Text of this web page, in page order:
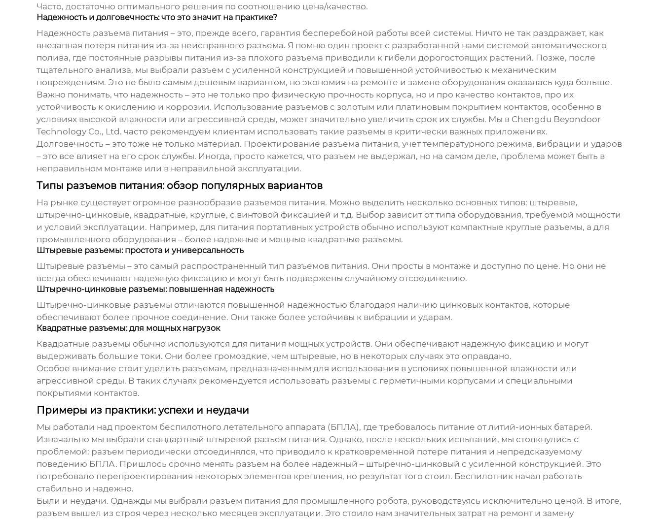
Часто, достаточно оптимального решения по соотношению цена/качество.
Надежность и долговечность: что это значит на практике?
Надежность разъема питания – это, прежде всего, гарантия бесперебойной работы всей системы. Ничто не так раздражает, как
внезапная потеря питания из-за неисправного разъема. Я помню один проект с разработанной нами системой автоматического
полива, где постоянные разрывы питания из-за плохого разъема приводили к гибели дорогостоящих растений. Позже, после
тщательного анализа, мы выбрали разъем с усиленной конструкцией и повышенной устойчивостью к механическим
повреждениям. Это не было самым дешевым вариантом, но экономия на ремонте и замене оборудования оказалась куда больше.
Важно понимать, что надежность – это не только про физическую прочность корпуса, но и про качество контактов, про их
устойчивость к окислению и коррозии. Использование разъемов с золотым или платиновым покрытием контактов, особенно в
условиях высокой влажности или агрессивной среды, может значительно увеличить срок их службы. Мы в Chengdu Beyondoor
Technology Co., Ltd. часто рекомендуем клиентам использовать такие разъемы в критически важных приложениях.
Долговечность – это тоже не только материал. Проектирование разъема питания, учет температурного режима, вибрации и ударов
– это все влияет на его срок службы. Иногда, просто кажется, что разъем не выдержал, но на самом деле, проблема может быть в
неправильном монтаже или в неправильной эксплуатации.
Типы разъемов питания: обзор популярных вариантов
На рынке существует огромное разнообразие разъемов питания. Можно выделить несколько основных типов: штыревые,
штыречно-цинковые, квадратные, круглые, с винтовой фиксацией и т.д. Выбор зависит от типа оборудования, требуемой мощности
и условий эксплуатации. Например, для питания портативных устройств обычно используют компактные круглые разъемы, а для
промышленного оборудования – более надежные и мощные квадратные разъемы.
Штыревые разъемы: простота и универсальность
Штыревые разъемы – это самый распространенный тип разъемов питания. Они просты в монтаже и доступно по цене. Но они не
всегда обеспечивают надежную фиксацию и могут быть подвержены случайному отсоединению.
Штыречно-цинковые разъемы: повышенная надежность
Штыречно-цинковые разъемы отличаются повышенной надежностью благодаря наличию цинковых контактов, которые
обеспечивают более прочное соединение. Они также более устойчивы к вибрации и ударам.
Квадратные разъемы: для мощных нагрузок
Квадратные разъемы обычно используются для питания мощных устройств. Они обеспечивают надежную фиксацию и могут
выдерживать большие токи. Они более громоздкие, чем штыревые, но в некоторых случаях это оправдано.
Особое внимание стоит уделить разъемам, предназначенным для использования в условиях повышенной влажности или
агрессивной среды. В таких случаях рекомендуется использовать разъемы с герметичными корпусами и специальными
покрытиями контактов.
Примеры из практики: успехи и неудачи
Мы работали над проектом беспилотного летательного аппарата (БПЛА), где требовалось питание от литий-ионных батарей.
Изначально мы выбрали стандартный штыревой разъем питания. Однако, после нескольких испытаний, мы столкнулись с
проблемой: разъем периодически отсоединялся, что приводило к кратковременной потере питания и непредсказуемому
поведению БПЛА. Пришлось срочно менять разъем на более надежный – штыречно-цинковый с усиленной конструкцией. Это
потребовало перепроектирования некоторых элементов крепления, но результат того стоил. Беспилотник начал работать
стабильно и надежно.
Были и неудачи. Однажды мы выбрали разъем питания для промышленного робота, руководствуясь исключительно ценой. В итоге,
разъем вышел из строя через несколько месяцев эксплуатации. Это стоило нам значительных затрат на ремонт и замену